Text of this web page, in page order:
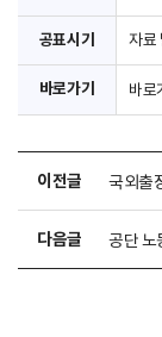
공표시기 자료
바로가기 바로
이전글 국외출
다음글 공단 노